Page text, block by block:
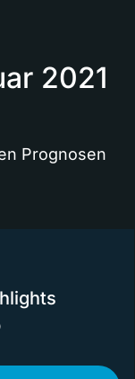
2021
Prognosen